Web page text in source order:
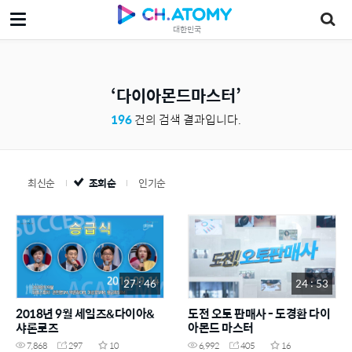
대한민국
다이아몬드마스터
196건의 검색 결과입니다.
최신순 조회순 인기순
27 : 46
2018년 9월 세일즈&다이아&
샤론로즈
7,868 297 10
24 : 53
도전 오토 판매사 - 도경환 다이
아몬드 마스터
6,992 405 16